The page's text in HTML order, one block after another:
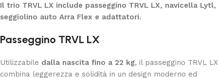
Il trio TRVL LX include passeggino TRVL LX, navicella Lytl,
seggiolino auto Arra Flex e adattatori.
Passeggino TRVL LX
Utilizzabile dalla nascita fino a 22 kg, il passeggino TRVL LX
combina leggerezza e solidità in un design moderno ed